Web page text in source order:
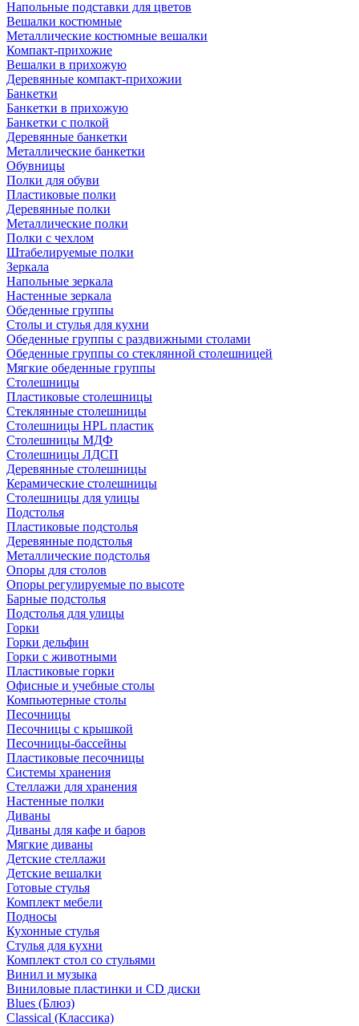
Напольные подставки для цветов
Вешалки костюмные
Металлические костюмные вешалки
Компакт-прихожие
Вешалки в прихожую
Деревянные компакт-прихожии
Банкетки
Банкетки в прихожую
Банкетки с полкой
Деревянные банкетки
Металлические банкетки
Обувницы
Полки для обуви
Пластиковые полки
Деревянные полки
Металлические полки
Полки с чехлом
Штабелируемые полки
Зеркала
Напольные зеркала
Настенные зеркала
Обеденные группы
Столы и стулья для кухни
Обеденные группы с раздвижными столами
Обеденные группы со стеклянной столешницей
Мягкие обеденные группы
Столешницы
Пластиковые столешницы
Стеклянные столешницы
Столешницы HPL пластик
Столешницы МДФ
Столешницы ЛДСП
Деревянные столешницы
Керамические столешницы
Столешницы для улицы
Подстолья
Пластиковые подстолья
Деревянные подстолья
Металлические подстолья
Опоры для столов
Опоры регулируемые по высоте
Барные подстолья
Подстолья для улицы
Горки
Горки дельфин
Горки с животными
Пластиковые горки
Офисные и учебные столы
Компьютерные столы
Песочницы
Песочницы с крышкой
Песочницы-бассейны
Пластиковые песочницы
Системы хранения
Стеллажи для хранения
Настенные полки
Диваны
Диваны для кафе и баров
Мягкие диваны
Детские стеллажи
Детские вешалки
Готовые стулья
Комплект мебели
Подносы
Кухонные стулья
Стулья для кухни
Комплект стол со стульями
Винил и музыка
Виниловые пластинки и CD диски
Blues (Блюз)
Classical (Классика)